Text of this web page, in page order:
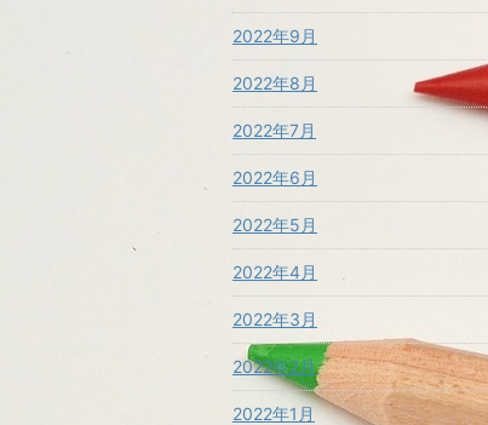
2022年9月
2022年8月
2022年7月
2022年6月
2022年5月
2022年4月
2022年3月
2022年2月
2022年1月